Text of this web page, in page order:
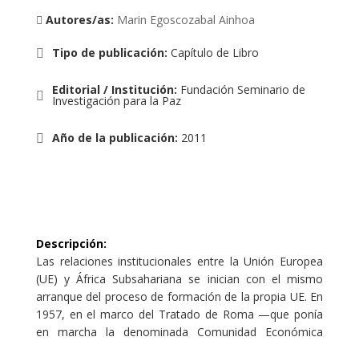
Autores/as: Marin Egoscozabal Ainhoa
Tipo de publicación: Capítulo de Libro
Editorial / Institución: Fundación Seminario de
Investigación para la Paz
Año de la publicación: 2011
Descripción:
Las relaciones institucionales entre la Unión Europea
(UE) y África Subsahariana se inician con el mismo
arranque del proceso de formación de la propia UE. En
1957, en el marco del Tratado de Roma —que ponía
en marcha la denominada Comunidad Económica